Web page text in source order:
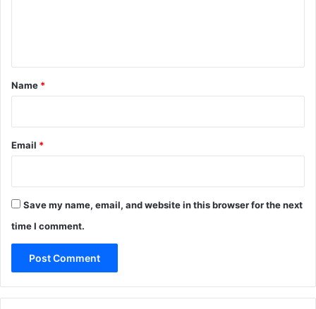
*
Name *
Email *
Save my name, email, and website in this browser for the next
time I comment.